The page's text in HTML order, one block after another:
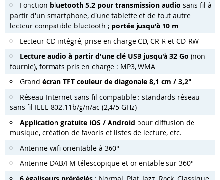
Fonction bluetooth 5.2 pour transmission audio sans fil à
partir d'un smartphone, d'une tablette et de tout autre
lecteur compatible bluetooth ; portée jusqu'à 10 m
Lecteur CD intégré, prise en charge CD, CR-R et CD-RW
Lecture audio à partir d'une clé USB jusqu'à 32 Go (non
fournie), formats pris en charge : MP3, WMA
Grand écran TFT couleur de diagonale 8,1 cm / 3,2"
Réseau Internet sans fil compatible : standards réseau
sans fil IEEE 802.11b/g/n/ac (2,4/5 GHz)
Application gratuite iOS / Android pour diffusion de
musique, création de favoris et listes de lecture, etc.
Antenne wifi orientable à 360°
Antenne DAB/FM télescopique et orientable sur 360°